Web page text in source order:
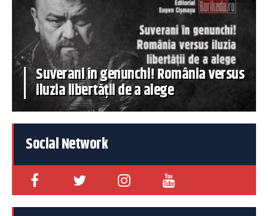
Suverani în genunchi! România versus
iluzia libertății de a alege
Social Network